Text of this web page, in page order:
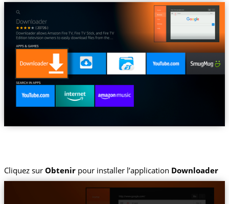
Cliquez sur Obtenirpour installer l’application Downloader